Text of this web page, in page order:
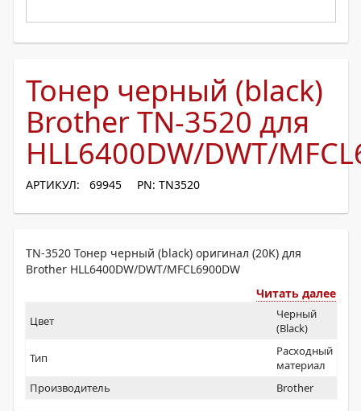
Тонер черный (black)
Brother TN-3520 для
HLL6400DW/DWT/
АРТИКУЛ: 69945 PN: TN3520
TN-3520 Тонер черный (black) оригинал (20K) для
Brother HLL6400DW/DWT/MFCL6900DW
Читать далее
Цвет
Черный
(Black)
Тип
Расходный
материал
Производитель
Brother